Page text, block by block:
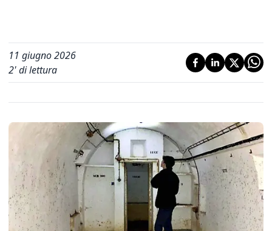
11 giugno 2026
2' di lettura